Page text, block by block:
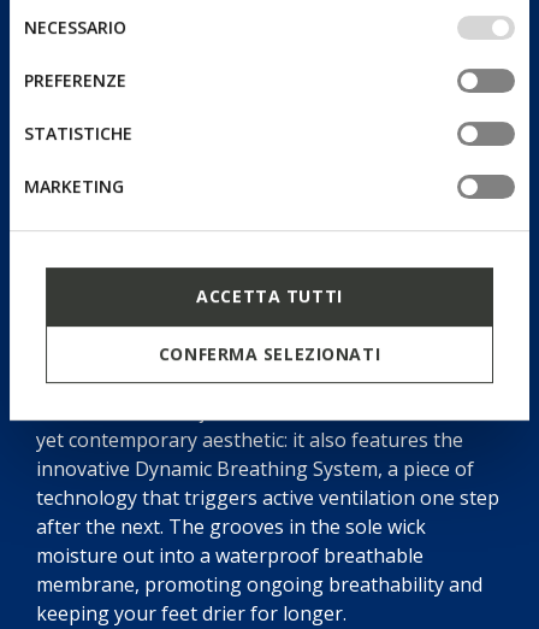
IMPOSTAZIONI potrai anche scegliere quali cookies ed
altri strumenti di tracciamento autorizzare. Per maggiori
informazioni o per modificare in qualsiasi momento le
tue impostazioni, visita la nostra
consenso
NECESSARIO
PREFERENZE
STATISTICHE
MARKETING
ACCETTA TUTTI
CONFERMA SELEZIONATI
Dynamic Breathing System
yet contemporary aesthetic: it also features the
innovative Dynamic Breathing System, a piece of
technology that triggers active ventilation one step
after the next. The grooves in the sole wick
moisture out into a waterproof breathable
membrane, promoting ongoing breathability and
keeping your feet drier for longer.